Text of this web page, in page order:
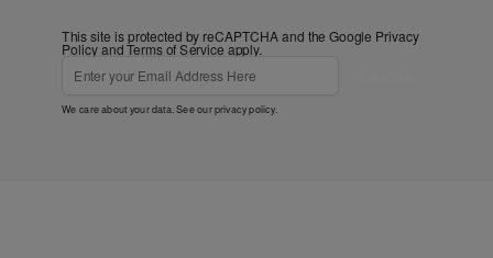
This site is protected by reCAPTCHA and the Google Privacy
PolicyandTerms of Service apply.
We care about your data. See ourprivacy policy.